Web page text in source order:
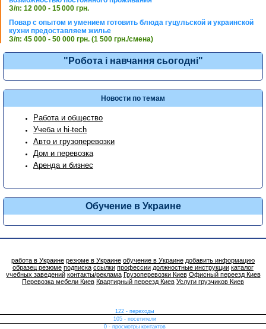
З/п: 12 000 - 15 000 грн.
Повар с опытом и умением готовить блюда гуцульской и украинской
кухни предоставляем жилье
З/п: 45 000 - 50 000 грн. (1 500 грн./смена)
"Робота і навчання сьогодні"
Новости по темам
Работа и общество
Учеба и hi-tech
Авто и грузоперевозки
Дом и перевозка
Аренда и бизнес
Обучение в Украине
работа в Украине резюме в Украине обучение в Украине добавить информацию
образец резюме подписка ссылки профессии должностные инструкции каталог
учебных заведений контакты/реклама Грузоперевозки Киев Офисный переезд Киев
Перевозка мебели Киев Квартирный переезд Киев Услуги грузчиков Киев
122 - переходы
105 - посетители
0 - просмотры контактов